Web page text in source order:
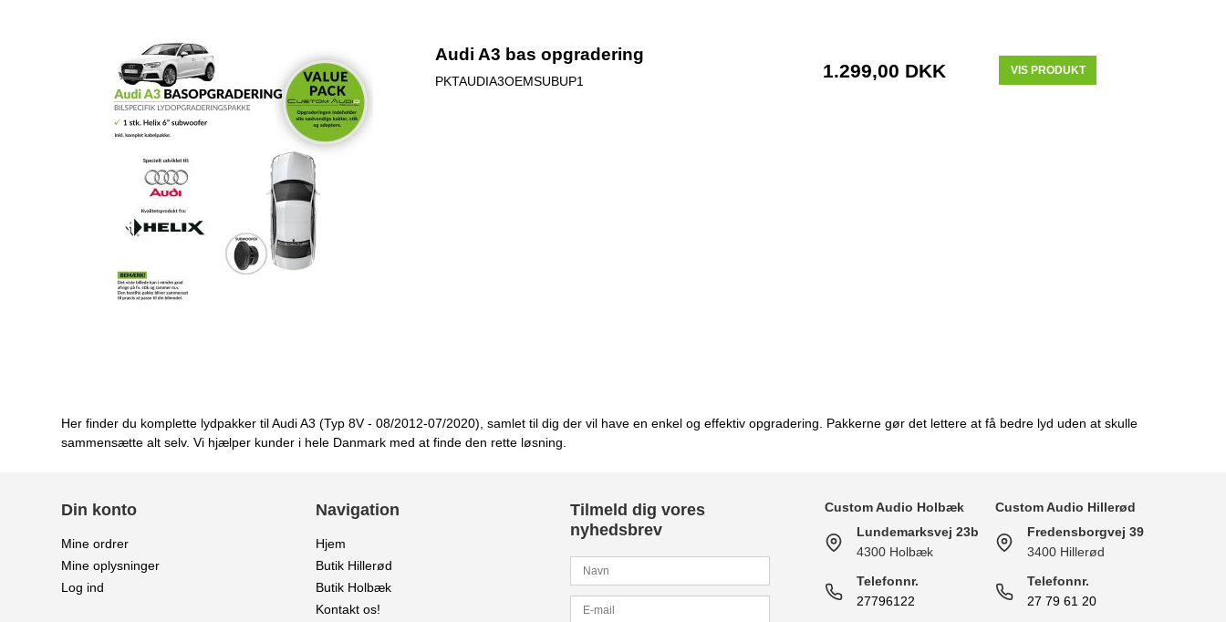
Audi A3 bas opgradering
PKTAUDIA3OEMSUBUP1
1.299,00 DKK VIS PRODUKT
Her finder du komplette lydpakker til Audi A3 (Typ 8V - 08/2012-07/2020), samlet til dig der vil have en enkel og effektiv opgradering. Pakkerne gør det lettere at få bedre lyd uden at skulle
sammensætte alt selv. Vi hjælper kunder i hele Danmark med at finde den rette løsning.
Din konto
Mine ordrer
Mine oplysninger
Log ind
Navigation
Hjem
Butik Hillerød
Butik Holbæk
Kontakt os!
Tilmeld dig vores
nyhedsbrev
Custom Audio Holbæk
Lundemarksvej 23b
4300 Holbæk
Telefonnr.
27796122
Custom Audio Hillerød
Fredensborgvej 39
3400 Hillerød
Telefonnr.
27 79 61 20